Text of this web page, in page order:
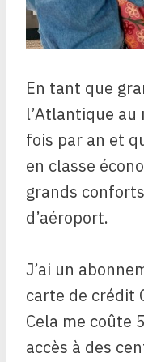
En tant que
l’Atlantique au
fois par an et
en classe
grands
d’aéroport.
J’ai un
carte de crédit
Cela me coûte
accès à des